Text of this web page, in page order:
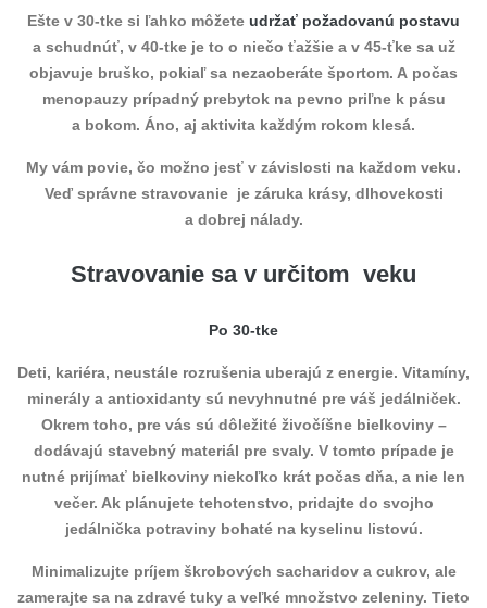
Ešte v 30-tke si ľahko môžete udržať požadovanú postavu
a schudnúť, v 40-tke je to o niečo ťažšie a v 45-ťke sa už
objavuje bruško, pokiaľ sa nezaoberáte športom. A počas
menopauzy prípadný prebytok na pevno priľne k pásu
a bokom. Áno, aj aktivita každým rokom klesá.
My vám povie, čo možno jesť v závislosti na každom veku.
Veď správne stravovanie je záruka krásy, dlhovekosti
a dobrej nálady.
Stravovanie sa v určitom veku
Po 30-tke
Deti, kariéra, neustále rozrušenia uberajú z energie. Vitamíny,
minerály a antioxidanty sú nevyhnutné pre váš jedálniček.
Okrem toho, pre vás sú dôležité živočíšne bielkoviny –
dodávajú stavebný materiál pre svaly. V tomto prípade je
nutné prijímať bielkoviny niekoľko krát počas dňa, a nie len
večer. Ak plánujete tehotenstvo, pridajte do svojho
jedálnička potraviny bohaté na kyselinu listovú.
Minimalizujte príjem škrobových sacharidov a cukrov, ale
zamerajte sa na zdravé tuky a veľké množstvo zeleniny. Tieto